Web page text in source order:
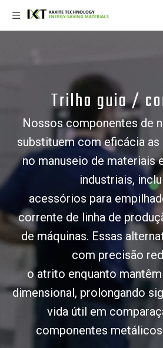
Trilho guia /
Nossos componentes de
substituem com eficácia
no manuseio de materiais
industriais,
acessórios para
corrente de linha de
de máquinas. Essas
com precisão
o atrito enquanto
dimensional, prolongando
vida útil em
componentes